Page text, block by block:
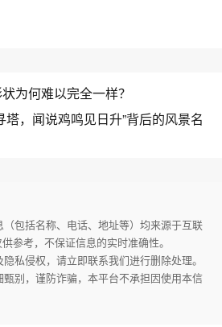
为何难以完全一样？
塔，闻说鸡鸣见日升”背后的风景名
包括名称、电话、地址等）均来源于互联
参考，不保证信息的实时准确性。
私侵权，请立即联系我们进行删除处理。
别，谨防诈骗，本平台不承担因使用本信